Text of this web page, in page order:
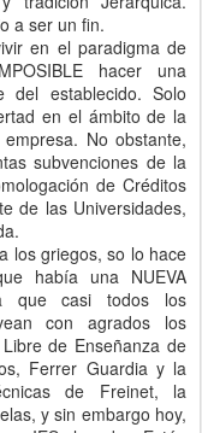
a ser un fin.
en el paradigma de
hacer una
del establecido. Solo
en el ámbito de la
No obstante,
subvenciones de la
de Créditos
de las Universidades,
los griegos, so lo hace
había una NUEVA
que casi todos los
con agrados los
de Enseñanza de
Ferrer Guardia y la
de Freinet, la
y sin embargo hoy,